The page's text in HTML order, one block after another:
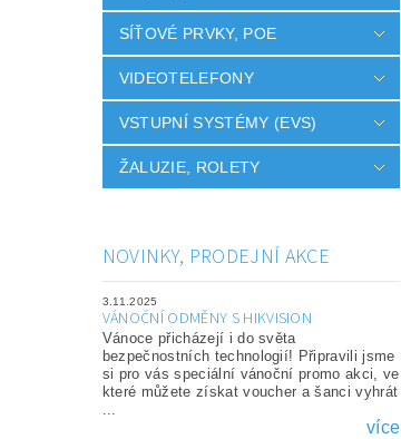
SÍŤOVÉ PRVKY, POE
VIDEOTELEFONY
VSTUPNÍ SYSTÉMY (EVS)
ŽALUZIE, ROLETY
NOVINKY, PRODEJNÍ AKCE
3.11.2025
VÁNOČNÍ ODMĚNY S HIKVISION
Vánoce přicházejí i do světa
bezpečnostních technologií! Připravili jsme
si pro vás speciální vánoční promo akci, ve
které můžete získat voucher a šanci vyhrát
...
více